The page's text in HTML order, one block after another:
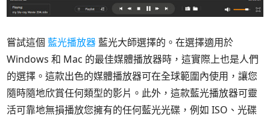
嘗試這個藍光播放器藍光大師選擇的。在選擇適用於
Windows 和 Mac 的最佳媒體播放器時，這實際上也是人們
的選擇。這款出色的媒體播放器可在全球範圍內使用，讓您
隨時隨地欣賞任何類型的影片。此外，這款藍光播放器可靈
活可靠地無損播放您擁有的任何藍光光碟，例如 ISO、光碟